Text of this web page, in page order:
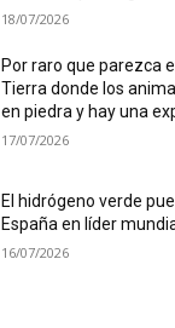
18/07/2026
Por raro que parezca
Tierra donde los
en piedra y hay una
17/07/2026
El hidrógeno verde
España en líder
16/07/2026